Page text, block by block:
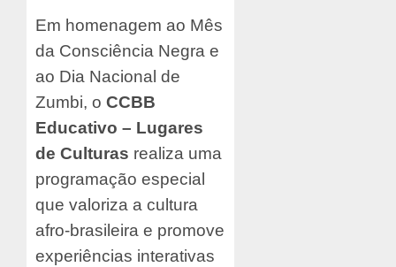
Em homenagem ao Mês
da Consciência Negra e
ao Dia Nacional de
Zumbi, o CCBB
Educativo – Lugares
de Culturas realiza uma
programação especial
que valoriza a cultura
afro-brasileira e promove
experiências interativas